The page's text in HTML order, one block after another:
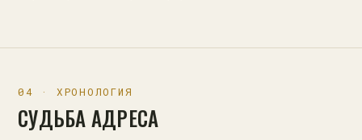
04 · ХРОНОЛОГИЯ
СУДЬБА АДРЕСА